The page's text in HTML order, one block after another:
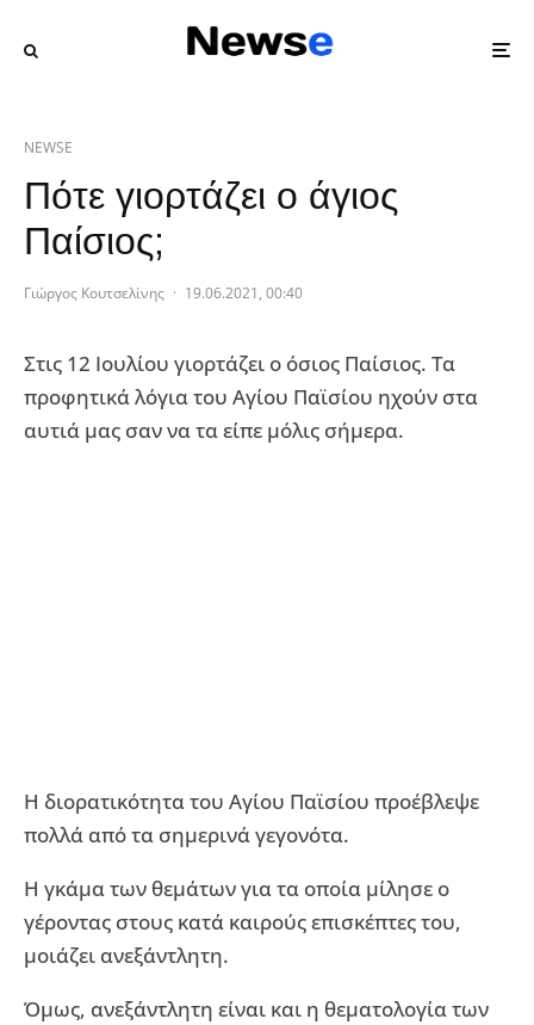
NEWSE
Πότε γιορτάζει ο άγιος
Παίσιος;
Γιώργος Κουτσελίνης · 19.06.2021, 00:40
Στις 12 Ιουλίου γιορτάζει ο όσιος Παίσιος. Τα
προφητικά λόγια του Αγίου Παϊσίου ηχούν στα
αυτιά μας σαν να τα είπε μόλις σήμερα.
Η διορατικότητα του Αγίου Παϊσίου προέβλεψε
πολλά από τα σημερινά γεγονότα.
Η γκάμα των θεμάτων για τα οποία μίλησε ο
γέροντας στους κατά καιρούς επισκέπτες του,
μοιάζει ανεξάντλητη.
Όμως, ανεξάντλητη είναι και η θεματολογία των